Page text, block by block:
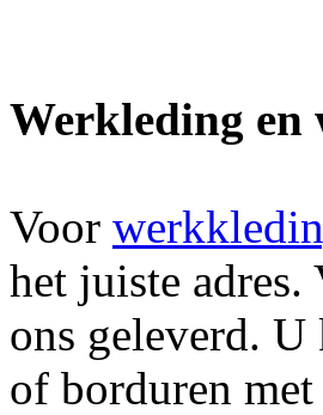
Werkleding en
Voor
het juiste adres.
ons geleverd.
of borduren